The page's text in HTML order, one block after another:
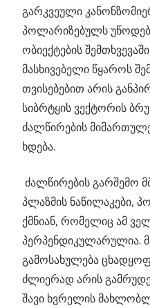
გარკვეული
პოლარიზებულს
ობიექტების
მასხივებელი წყაროს
თვისებებით არის
სიბრტყის ვექტორის
ძალწირების
ხდება.
ძალწირების გარშემო
პლაზმის ნაწილაკები,
ქმნიან, რომელიც ამ
პერპენდიკულარულია.
გამოსახულება
ძლიერად არის
შავი ხვრელის